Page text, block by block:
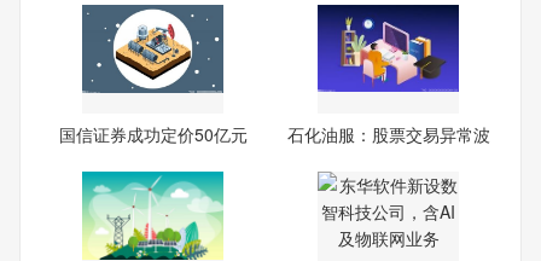
国信证券成功定价50亿元
石化油服：股票交易异常波